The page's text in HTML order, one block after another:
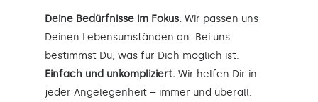
Deine Bedürfnisse im Fokus. Wir passen uns
Deinen Lebensumständen an. Bei uns
bestimmst Du, was für Dich möglich ist.
Einfach und unkompliziert. Wir helfen Dir in
jeder Angelegenheit – immer und überall.